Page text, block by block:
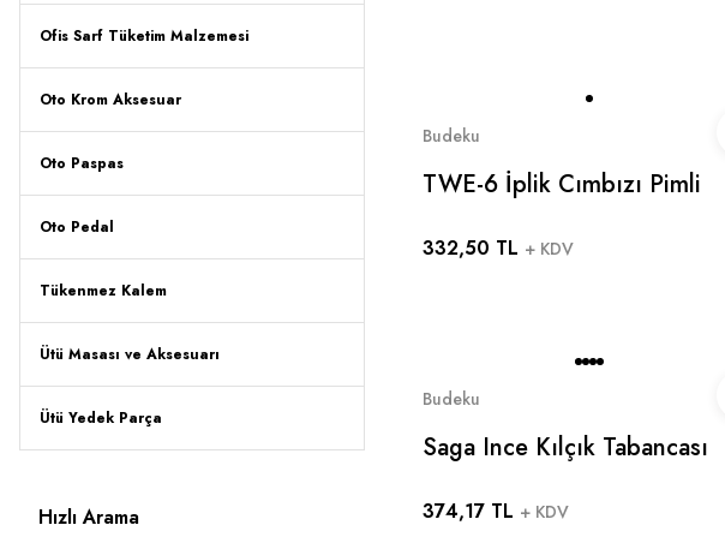
Ofis Sarf Tüketim Malzemesi
Oto Krom Aksesuar
Oto Paspas
Oto Pedal
Tükenmez Kalem
Ütü Masası ve Aksesuarı
Ütü Yedek Parça
Hızlı Arama
Budeku
TWE-6 İplik Cımbızı Pimli
332,50 TL + KDV
Budeku
Saga Ince Kılçık Tabancası
Için Uygundur
374,17 TL + KDV